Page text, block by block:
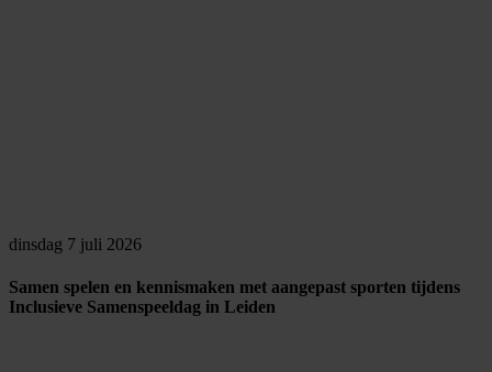
dinsdag 7 juli 2026
Samen spelen en kennismaken met aangepast sporten tijdens
Inclusieve Samenspeeldag in Leiden